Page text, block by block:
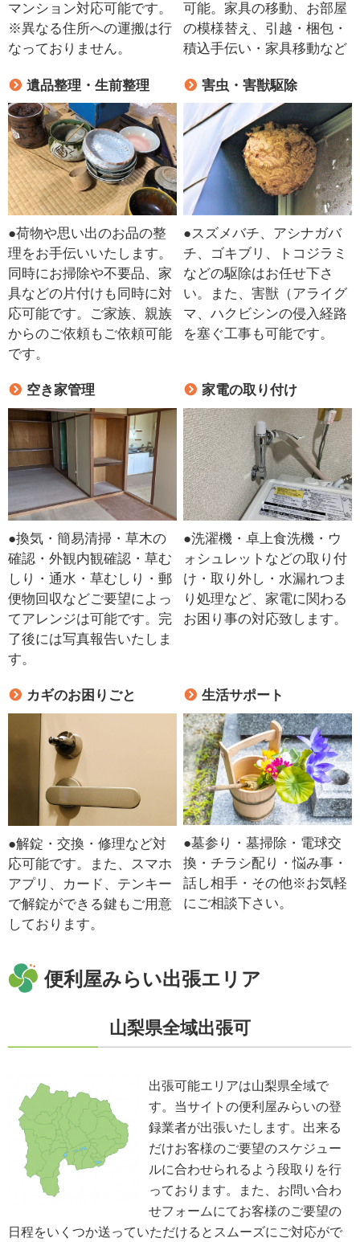
マンション対応可能です。
※異なる住所への運搬は行
なっておりません。
可能。家具の移動、お部屋
の模様替え、引越・梱包・
積込手伝い・家具移動など
遺品整理・生前整理
●荷物や思い出のお品の整
理をお手伝いいたします。
同時にお掃除や不要品、家
具などの片付けも同時に対
応可能です。ご家族、親族
からのご依頼もご依頼可能
です。
害虫・害獣駆除
●スズメバチ、アシナガバ
チ、ゴキブリ、トコジラミ
などの駆除はお任せ下さ
い。また、害獣（アライグ
マ、ハクビシンの侵入経路
を塞ぐ工事も可能です。
空き家管理
●換気・簡易清掃・草木の
確認・外観内観確認・草む
しり・通水・草むしり・郵
便物回収などご要望によっ
てアレンジは可能です。完
了後には写真報告いたしま
す。
家電の取り付け
●洗濯機・卓上食洗機・ウ
ォシュレットなどの取り付
け・取り外し・水漏れつま
り処理など、家電に関わる
お困り事の対応致します。
カギのお困りごと
●解錠・交換・修理など対
応可能です。また、スマホ
アプリ、カード、テンキー
で解錠ができる鍵もご用意
しております。
生活サポート
●墓参り・墓掃除・電球交
換・チラシ配り・悩み事・
話し相手・その他※お気軽
にご相談下さい。
便利屋みらい出張エリア
山梨県全域出張可
出張可能エリアは山梨県全域で
す。当サイトの便利屋みらいの登
録業者が出張いたします。出来る
だけお客様のご要望のスケジュー
ルに合わせられるよう段取りを行
っております。また、お問い合わ
せフォームにてお客様のご要望の
日程をいくつか送っていただけるとスムーズにご対応がで